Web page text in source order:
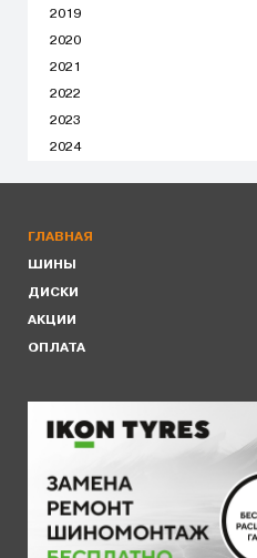
2019
2020
2021
2022
2023
2024
ГЛАВНАЯ
ШИНЫ
ДИСКИ
АКЦИИ
ОПЛАТА